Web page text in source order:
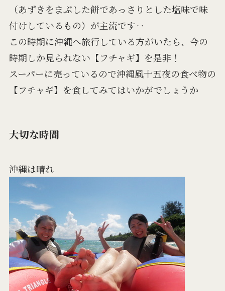
（あずきをまぶした餅であっさりとした塩味で味
付けしているもの）が主流です‥
この時期に沖縄へ旅行している方がいたら、今の
時期しか見られない【フチャギ】を是非！
スーパーに売っているので沖縄風十五夜の食べ物の
【フチャギ】を食してみてはいかがでしょうか
大切な時間
沖縄は晴れ